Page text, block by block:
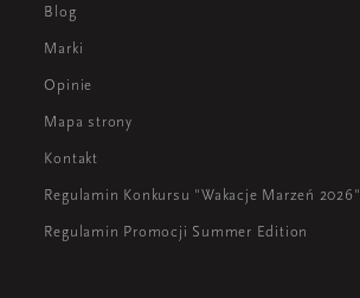
Blog
Marki
Opinie
Mapa strony
Kontakt
Regulamin Konkursu "Wakacje Marzeń 2026"
Regulamin Promocji Summer Edition